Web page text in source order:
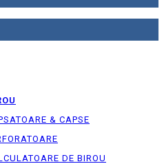
& CAPSE
DE BIROU